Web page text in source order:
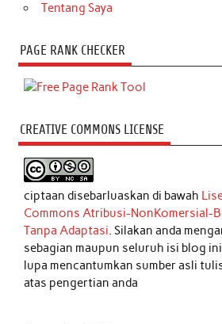
Tentang Saya
PAGE RANK CHECKER
CREATIVE COMMONS LICENSE
ciptaan disebarluaskan di bawah
Commons Atribusi-NonKomersial-
Tanpa Adaptasi. Silakan anda
sebagian maupun seluruh isi blog
lupa mencantumkan sumber asli
atas pengertian anda